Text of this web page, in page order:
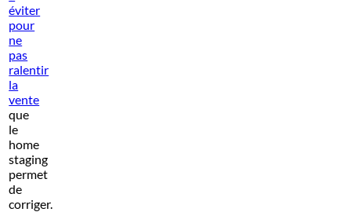
éviter
pour
ne
pas
ralentir
la
vente
que
le
home
staging
permet
de
corriger.